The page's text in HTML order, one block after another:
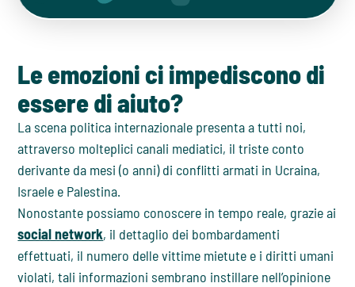
Le emozioni ci impediscono di
essere di aiuto?
La scena politica internazionale presenta a tutti noi,
attraverso molteplici canali mediatici, il triste conto
derivante da mesi (o anni) di conflitti armati in Ucraina,
Israele e Palestina.
Nonostante possiamo conoscere in tempo reale, grazie ai
social network, il dettaglio dei bombardamenti
effettuati, il numero delle vittime mietute e i diritti umani
violati, tali informazioni sembrano instillare nell’opinione